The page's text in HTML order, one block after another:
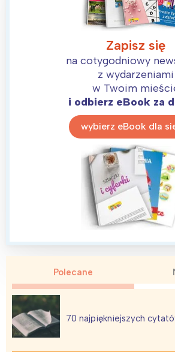
Zapisz się
na cotygodniowy
z wydarzeniami
w Twoim
i odbierz eBook za
wybierz eBook dla
Polecane
70 najpiękniejszych